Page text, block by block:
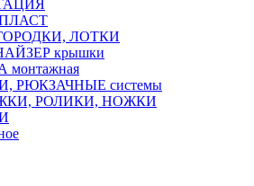
ЛОТКИ
крышки
монтажная
РЮКЗАЧНЫЕ системы
РОЛИКИ, НОЖКИ